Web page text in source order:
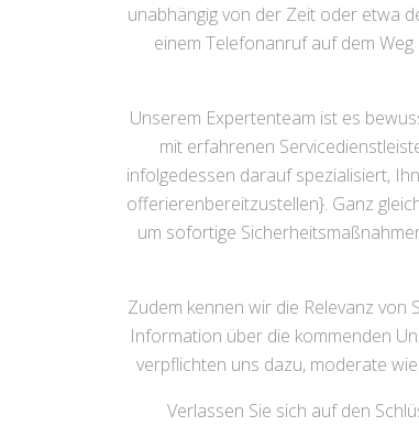
unabhängig von der Zeit oder etwa
einem Telefonanruf auf dem
Unserem Expertenteam ist es
mit erfahrenen
infolgedessen darauf spezialisiert,
offerierenbereitzustellen}. Ganz
um sofortige
Zudem kennen wir die Relevanz
Information über die kommenden
verpflichten uns dazu, moderate
Verlassen Sie sich auf den